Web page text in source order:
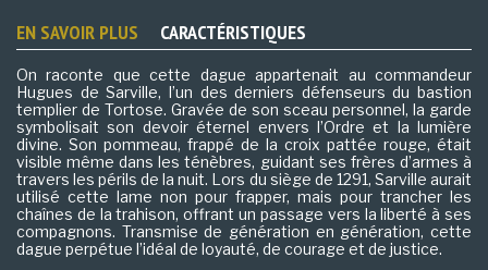
EN SAVOIR PLUS CARACTÉRISTIQUES
On raconte que cette dague appartenait au commandeur
Hugues de Sarville, l’un des derniers défenseurs du bastion
templier de Tortose. Gravée de son sceau personnel, la garde
symbolisait son devoir éternel envers l’Ordre et la lumière
divine. Son pommeau, frappé de la croix pattée rouge, était
visible même dans les ténèbres, guidant ses frères d’armes à
travers les périls de la nuit. Lors du siège de 1291, Sarville aurait
utilisé cette lame non pour frapper, mais pour trancher les
chaînes de la trahison, offrant un passage vers la liberté à ses
compagnons. Transmise de génération en génération, cette
dague perpétue l’idéal de loyauté, de courage et de justice.